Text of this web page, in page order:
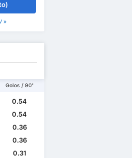
»
Golos / 90'
0.54
0.54
0.36
0.36
0.31